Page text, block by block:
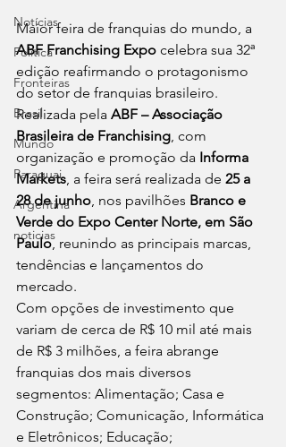
Notícias
Política
Fronteiras
Brasil
Mundo
Paraguai
Argentina
noticias
Maior feira de franquias do mundo, a
ABF Franchising Expo celebra sua 32ª
edição reafirmando o protagonismo
do setor de franquias brasileiro.
Realizada pela ABF – Associação
Brasileira de Franchising, com
organização e promoção da Informa
Markets, a feira será realizada de 25 a
28 de junho, nos pavilhões Branco e
Verde do Expo Center Norte, em São
Paulo, reunindo as principais marcas,
tendências e lançamentos do
mercado.
Com opções de investimento que
variam de cerca de R$ 10 mil até mais
de R$ 3 milhões, a feira abrange
franquias dos mais diversos
segmentos: Alimentação; Casa e
Construção; Comunicação, Informática
e Eletrônicos; Educação;